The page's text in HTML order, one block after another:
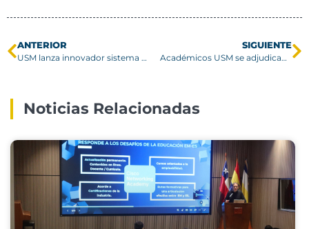
ANTERIOR
USM lanza innovador sistema de alerta temprana para incendios forestales basado en monitoreo de calidad del aire
SIGUIENTE
Académicos USM se adjudican importante fondo de investigación astronómica
Noticias Relacionadas